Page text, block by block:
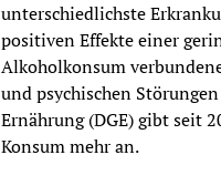
unterschiedlichste
positiven Effekte einer
Alkoholkonsum
und psychischen
Ernährung (DGE) gibt seit
Konsum mehr an.